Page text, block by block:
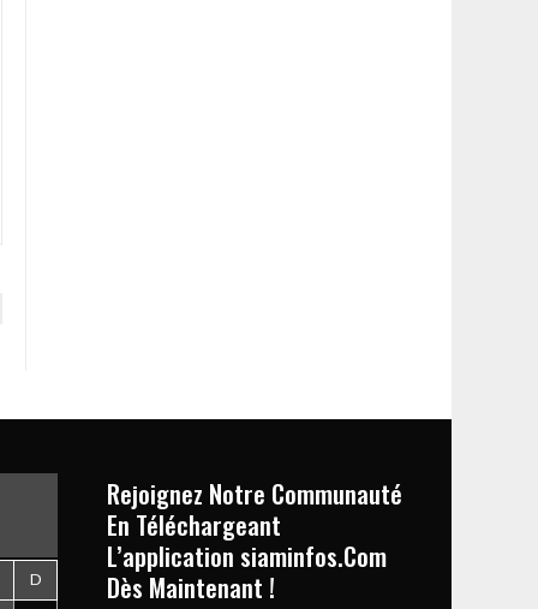
D
Rejoignez Notre Communauté
En Téléchargeant
L’application siaminfos.Com
Dès Maintenant !